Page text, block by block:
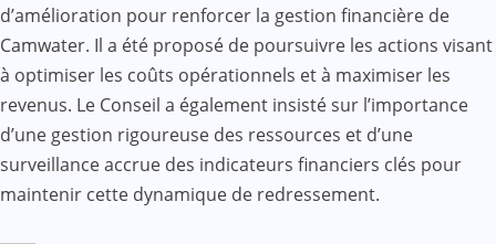
d’amélioration pour renforcer la gestion financière de
Camwater. Il a été proposé de poursuivre les actions visant
à optimiser les coûts opérationnels et à maximiser les
revenus. Le Conseil a également insisté sur l’importance
d’une gestion rigoureuse des ressources et d’une
surveillance accrue des indicateurs financiers clés pour
maintenir cette dynamique de redressement.